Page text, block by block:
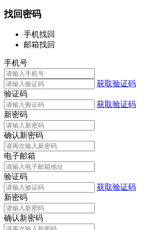
找回密码
手机找回
邮箱找回
手机号
获取验证码
验证码
获取验证码
新密码
确认新密码
电子邮箱
验证码
获取验证码
新密码
确认新密码